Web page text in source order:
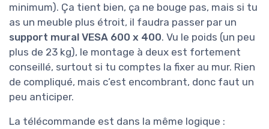
minimum). Ça tient bien, ça ne bouge pas, mais si tu
as un meuble plus étroit, il faudra passer par un
support mural VESA 600 x 400. Vu le poids (un peu
plus de 23 kg), le montage à deux est fortement
conseillé, surtout si tu comptes la fixer au mur. Rien
de compliqué, mais c’est encombrant, donc faut un
peu anticiper.
La télécommande est dans la même logique :